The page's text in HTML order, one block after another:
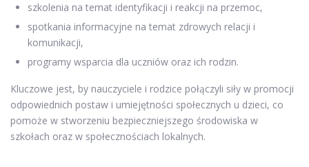
szkolenia na temat identyfikacji i reakcji na przemoc,
spotkania informacyjne na temat zdrowych relacji i
komunikacji,
programy wsparcia dla uczniów oraz ich rodzin.
Kluczowe jest, by nauczyciele i rodzice połączyli siły w promocji
odpowiednich postaw i umiejętności społecznych u dzieci, co
pomoże w stworzeniu bezpieczniejszego środowiska w
szkołach oraz w społecznościach lokalnych.